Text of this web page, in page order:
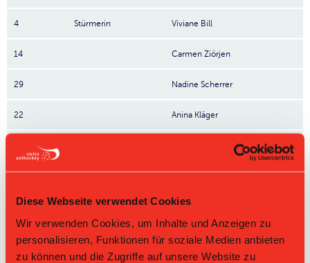
Diese Webseite verwendet Cookies
Wir verwenden Cookies, um Inhalte und Anzeigen zu
personalisieren, Funktionen für soziale Medien anbieten
zu können und die Zugriffe auf unsere Website zu
4 Stürmerin Viviane Bill
14 Carmen Ziörjen
29 Nadine Scherrer
22 Anina Kläger
Tanja Meierhofer
Direktbegegnungen
Heim Gast